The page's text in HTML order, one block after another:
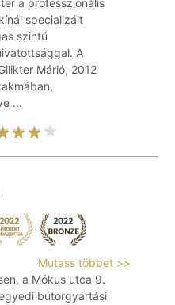
a professzionális
specializált
szintű
A
Márió, 2012
...
Mutass többet >>
a Mókus utca 9.
bútorgyártási